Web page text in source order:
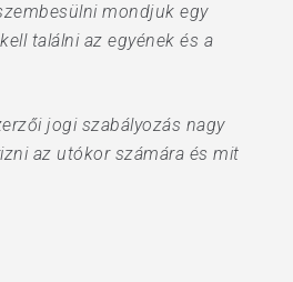
mondjuk egy
találni az egyének és a
jogi szabályozás nagy
az utókor számára és mit